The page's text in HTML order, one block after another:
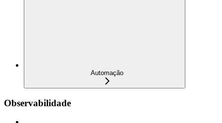
Automação
Observabilidade